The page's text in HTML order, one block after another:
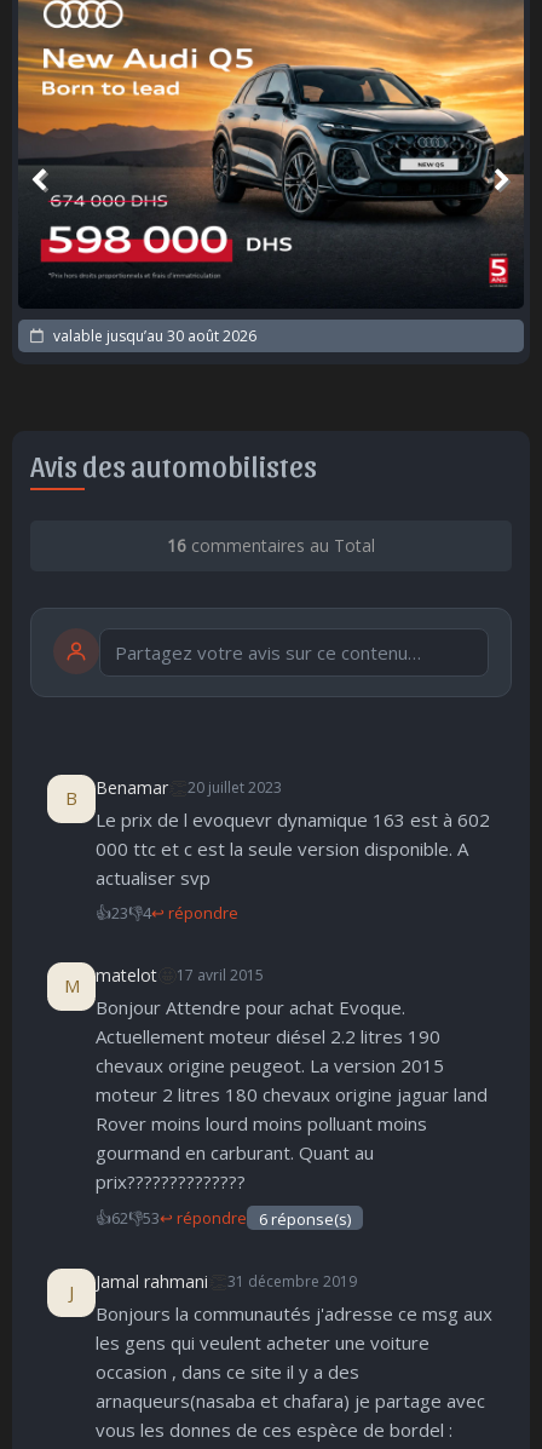
valable jusqu’au 30 août 2026
Avis des automobilistes
16 commentaires au Total
🤩
Parfait
👏
Bravo
😄
Réjoui
🙂
Content
😐
Indifférent
😮
Surpris
😞
Déçu
😠 😨
publication immédiate Publier
B Benamar 20 juillet 2023
Le prix de l evoquevr dynamique 163 est à 602
000 ttc et c est la seule version disponible. A
actualiser svp
👍23👎4↩ répondre
M matelot 17 avril 2015
Bonjour Attendre pour achat Evoque.
Actuellement moteur diésel 2.2 litres 190
chevaux origine peugeot. La version 2015
moteur 2 litres 180 chevaux origine jaguar land
Rover moins lourd moins polluant moins
gourmand en carburant. Quant au
prix??????????????
👍62👎53↩ répondre 6 réponse(s)
J Jamal rahmani 31 décembre 2019
Bonjours la communautés j'adresse ce msg aux
les gens qui veulent acheter une voiture
occasion , dans ce site il y a des
arnaqueurs(nasaba et chafara) je partage avec
vous les donnes de ces espèce de bordel :